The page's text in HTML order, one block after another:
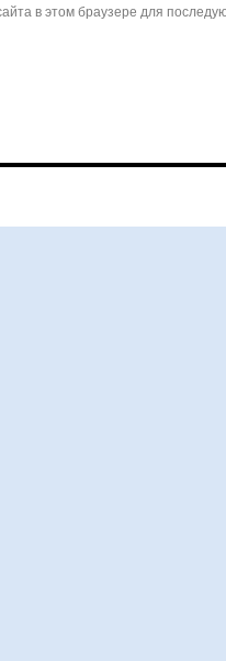
в этом браузере для